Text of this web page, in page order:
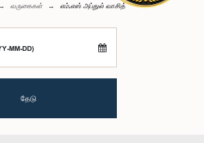
வருகைகள் எம்.எஸ் அப்துல் வாசித்
MM-DD)
தேடு